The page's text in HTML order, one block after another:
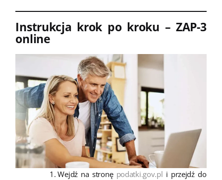
Instrukcja krok po kroku – ZAP-3
online
Wejdź na stronę podatki.gov.pl i przejdź do